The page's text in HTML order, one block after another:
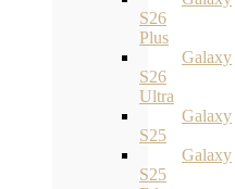
S26
Plus
Galaxy
S26
Ultra
Galaxy
S25
Galaxy
S25